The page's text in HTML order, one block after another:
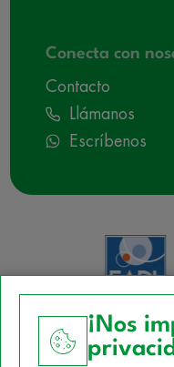
Conecta con
Contacto
Llámanos
Escríbenos
¡Nos